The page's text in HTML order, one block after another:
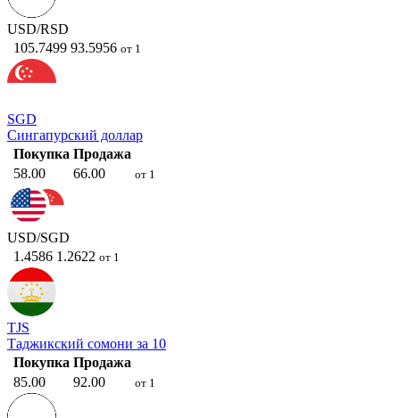
USD/RSD
105.7499 93.5956 от 1
SGD
Сингапурский доллар
Покупка Продажа
58.00
66.00 от 1
USD/SGD
1.4586 1.2622 от 1
TJS
Таджикский сомони за 10
Покупка Продажа
85.00
92.00 от 1